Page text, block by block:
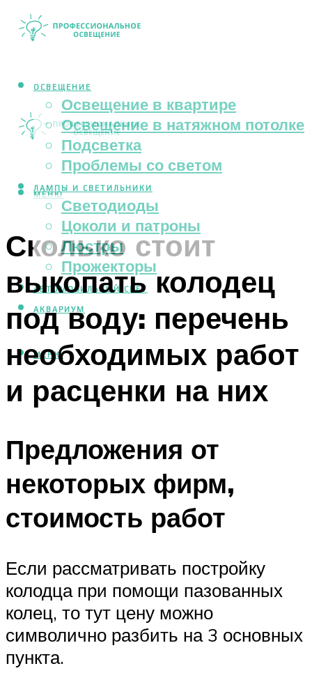
ОСВЕЩЕНИЕ
Освещение в квартире
Освещение в натяжном потолке
Подсветка
Проблемы со светом
ЛАМПЫ И СВЕТИЛЬНИКИ
Светодиоды
Цоколи и патроны
Люстры
Прожекторы
АВТОМОБИЛЬНЫЙ СВЕТ
АКВАРИУМ
МЕНЮ
МЕНЮ
Сколько стоит
выкопать колодец
под воду: перечень
необходимых работ
и расценки на них
Предложения от
некоторых фирм,
стоимость работ
Если рассматривать постройку
колодца при помощи пазованных
колец, то тут цену можно
символично разбить на 3 основных
пункта.